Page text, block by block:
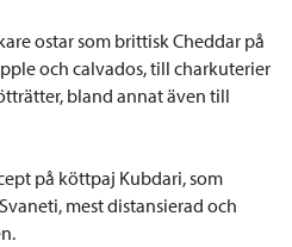
ostar som brittisk Cheddar på
och calvados, till charkuterier
bland annat även till
på köttpaj Kubdari, som
mest distansierad och